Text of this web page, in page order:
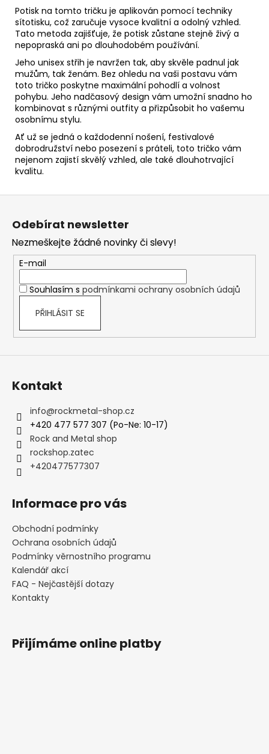
Potisk na tomto tričku je aplikován pomocí techniky
sítotisku, což zaručuje vysoce kvalitní a odolný vzhled.
Tato metoda zajišťuje, že potisk zůstane stejně živý a
nepopraská ani po dlouhodobém používání.
Jeho unisex střih je navržen tak, aby skvěle padnul jak
mužům, tak ženám. Bez ohledu na vaši postavu vám
toto tričko poskytne maximální pohodlí a volnost
pohybu. Jeho nadčasový design vám umožní snadno ho
kombinovat s různými outfity a přizpůsobit ho vašemu
osobnímu stylu.
Ať už se jedná o každodenní nošení, festivalové
dobrodružství nebo posezení s práteli, toto tričko vám
nejenom zajistí skvělý vzhled, ale také dlouhotrvající
kvalitu.
Z
Odebírat newsletter
Nezmeškejte žádné novinky či slevy!
E-mail
Souhlasím s podmínkami ochrany osobních údajů
PŘIHLÁSIT SE
Kontakt
info@rockmetal-shop.cz
+420 477 577 307 (Po-Ne: 10-17)
Rock and Metal shop
rockshop.zatec
+420477577307
Informace pro vás
Obchodní podmínky
Ochrana osobních údajů
Podmínky věrnostního programu
Kalendář akcí
FAQ - Nejčastější dotazy
Kontakty
Přijímáme online platby